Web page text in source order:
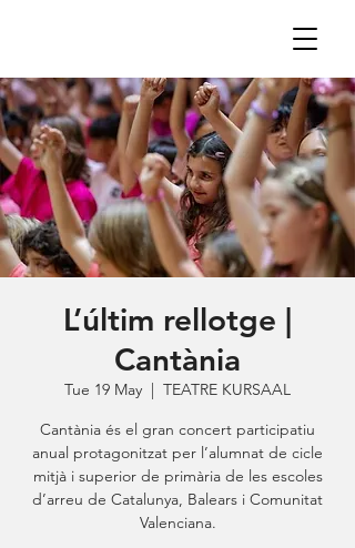
L’últim rellotge |
Cantània
Tue 19 May
  |
TEATRE KURSAAL
Cantània és el gran concert participatiu
anual protagonitzat per l’alumnat de cicle
mitjà i superior de primària de les escoles
d’arreu de Catalunya, Balears i Comunitat
Valenciana.